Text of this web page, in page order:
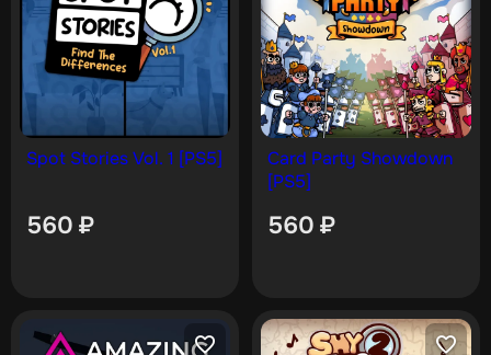
Spot Stories Vol. 1 [PS5]
560 ₽
Card Party Showdown
[PS5]
560 ₽